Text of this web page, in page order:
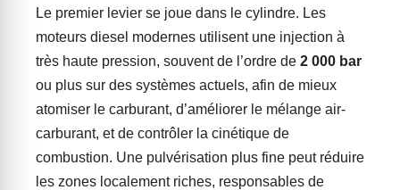
Le premier levier se joue dans le cylindre. Les
moteurs diesel modernes utilisent une injection à
très haute pression, souvent de l’ordre de 2 000 bar
ou plus sur des systèmes actuels, afin de mieux
atomiser le carburant, d’améliorer le mélange air-
carburant, et de contrôler la cinétique de
combustion. Une pulvérisation plus fine peut réduire
les zones localement riches, responsables de